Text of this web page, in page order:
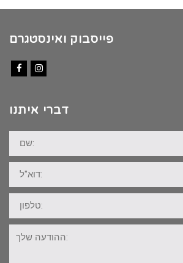
פייסבוק ואינסטגרם
דברי איתנו
שם:
דוא"ל:
טלפון:
ההודעה
שלך: